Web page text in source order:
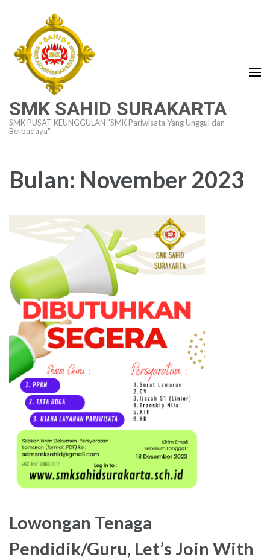
konten
(Tekan
Enter)
SMK SAHID SURAKARTA
SMK PUSAT KEUNGGULAN "SMK Pariwisata Yang Unggul dan
Berbudaya"
Bulan: November 2023
Lowongan Tenaga
Pendidik/Guru, Let’s Join With